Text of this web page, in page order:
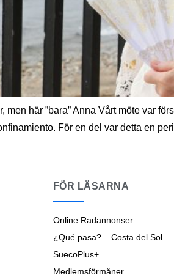
men här ”bara” Anna Vårt möte var
För en del var detta en
FÖR LÄSARNA
Online Radannonser
¿Qué pasa? – Costa del Sol
SuecoPlus+
Medlemsförmåner